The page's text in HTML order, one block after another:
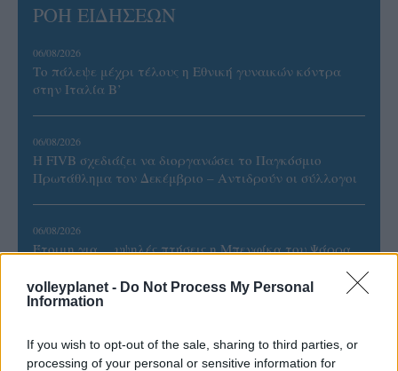
volleyplanet - Do Not Process My Personal
Information
If you wish to opt-out of the sale, sharing to third parties, or
processing of your personal or sensitive information for
ΡΟΗ ΕΙΔΗΣΕΩΝ
06/08/2026
Το πάλεψε μέχρι τέλους η Εθνική γυναικών κόντρα
στην Ιταλία Β’
06/08/2026
Η FIVB σχεδιάζει να διοργανώσει το Παγκόσμιο
Πρωτάθλημα τον Δεκέμβριο – Αντιδρούν οι σύλλογοι
06/08/2026
Έτοιμη για… υψηλές πτήσεις η Μπενφίκα του Ψάρρα
Ισόπαλο το πρωτο φιλικό τεστ της Εθνικής στο
Ουρμπίνο